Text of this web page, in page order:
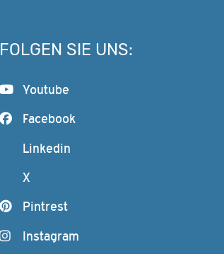
FOLGEN SIE UNS:
Youtube
Facebook
Linkedin
X
Pintrest
Instagram